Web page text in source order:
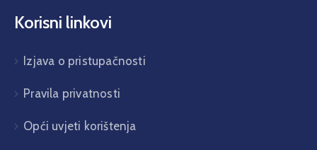
Korisni linkovi
Izjava o pristupačnosti
Pravila privatnosti
Opći uvjeti korištenja